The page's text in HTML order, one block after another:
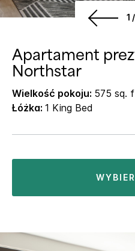
Apartament
Northstar
Wielkość pokoju: 575 sq.
Łóżka: 1 King Bed